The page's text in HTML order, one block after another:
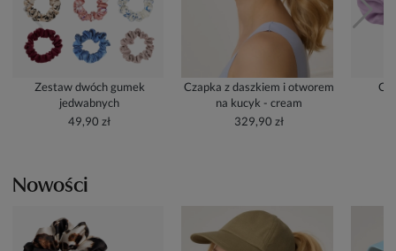
Zestaw dwóch gumek
jedwabnych
49,90 zł
Czapka z daszkiem i otworem
na kucyk - cream
329,90 zł
Nowości